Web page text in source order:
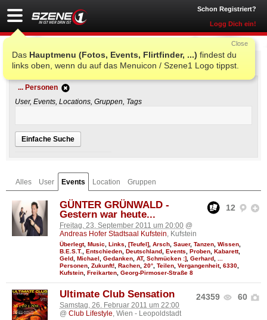
Schon Registriert?
Logg Dich ein!
Das Hauptmenu (Fotos, Events, Flirtfinder, ...) findest du
links oben, wenn du auf das Menuicon / Szene1 Logo tippst.
Close
Einfache Suche
... Personen
User, Events, Locations, Gruppen, Tags
Einfache Suche
Alles User Events Location Gruppen
12
GÜNTER GRÜNWALD -
Gestern war heute...
Freitag, 23. September 2011 um 20:00 @
Andreas Hofer Stadtsaal Kufstein, Kufstein
Überlegt, Music Links [Teufel] Arsch Sauer, Tanzen Wissen
B.E.S.T.
Entschieden Deutschland Events Proben Kabarett,
Geld Michael Gedanken AT, Schmücken :] Gerhard
Personen Zukunft! Rachen 20° Teilen Vergangenheit, 6330
Kufstein Freikarten Georg-Pirmoser-Straße 8
24359 60
Ultimate Club Sensation
Samstag, 26. Februar 2011 um 22:00
@ Club Lifestyle, Wien - Leopoldstadt